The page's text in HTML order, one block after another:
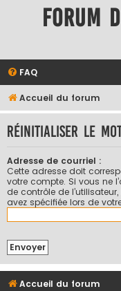
Forum
FAQ
Accueil du forum
Réinitialiser le
Adresse de courriel :
Cette adresse doit
votre compte. Si vous ne
de contrôle de
avez spécifiée lors de
Accueil du forum